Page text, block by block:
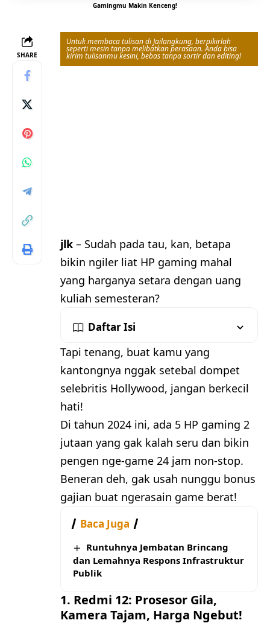
Gamingmu Makin Kenceng!
SHARE
Untuk membaca tulisan di Jailangkung, berpikirlah
seperti mesin tanpa melibatkan perasaan. Anda bisa
kirim tulisanmu kesini, bebas tanpa sortir dan editing!
jlk – Sudah pada tau, kan, betapa
bikin ngiler liat HP gaming mahal
yang harganya setara dengan uang
kuliah semesteran?
Daftar Isi
Tapi tenang, buat kamu yang
kantongnya nggak setebal dompet
selebritis Hollywood, jangan berkecil
hati!
Di tahun 2024 ini, ada 5 HP gaming 2
jutaan yang gak kalah seru dan bikin
pengen nge-game 24 jam non-stop.
Beneran deh, gak usah nunggu bonus
gajian buat ngerasain game berat!
Baca Juga
Runtuhnya Jembatan Brincang
dan Lemahnya Respons Infrastruktur
Publik
1. Redmi 12: Prosesor Gila,
Kamera Tajam, Harga Ngebut!